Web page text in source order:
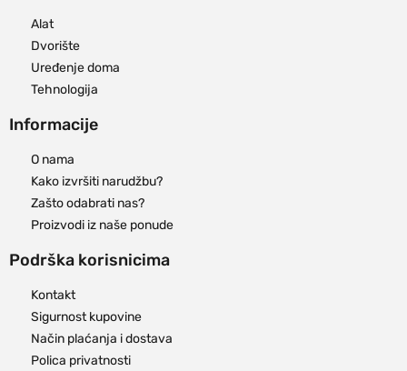
Alat
Dvorište
Uređenje doma
Tehnologija
Informacije
O nama
Kako izvršiti narudžbu?
Zašto odabrati nas?
Proizvodi iz naše ponude
Podrška korisnicima
Kontakt
Sigurnost kupovine
Način plaćanja i dostava
Polica privatnosti